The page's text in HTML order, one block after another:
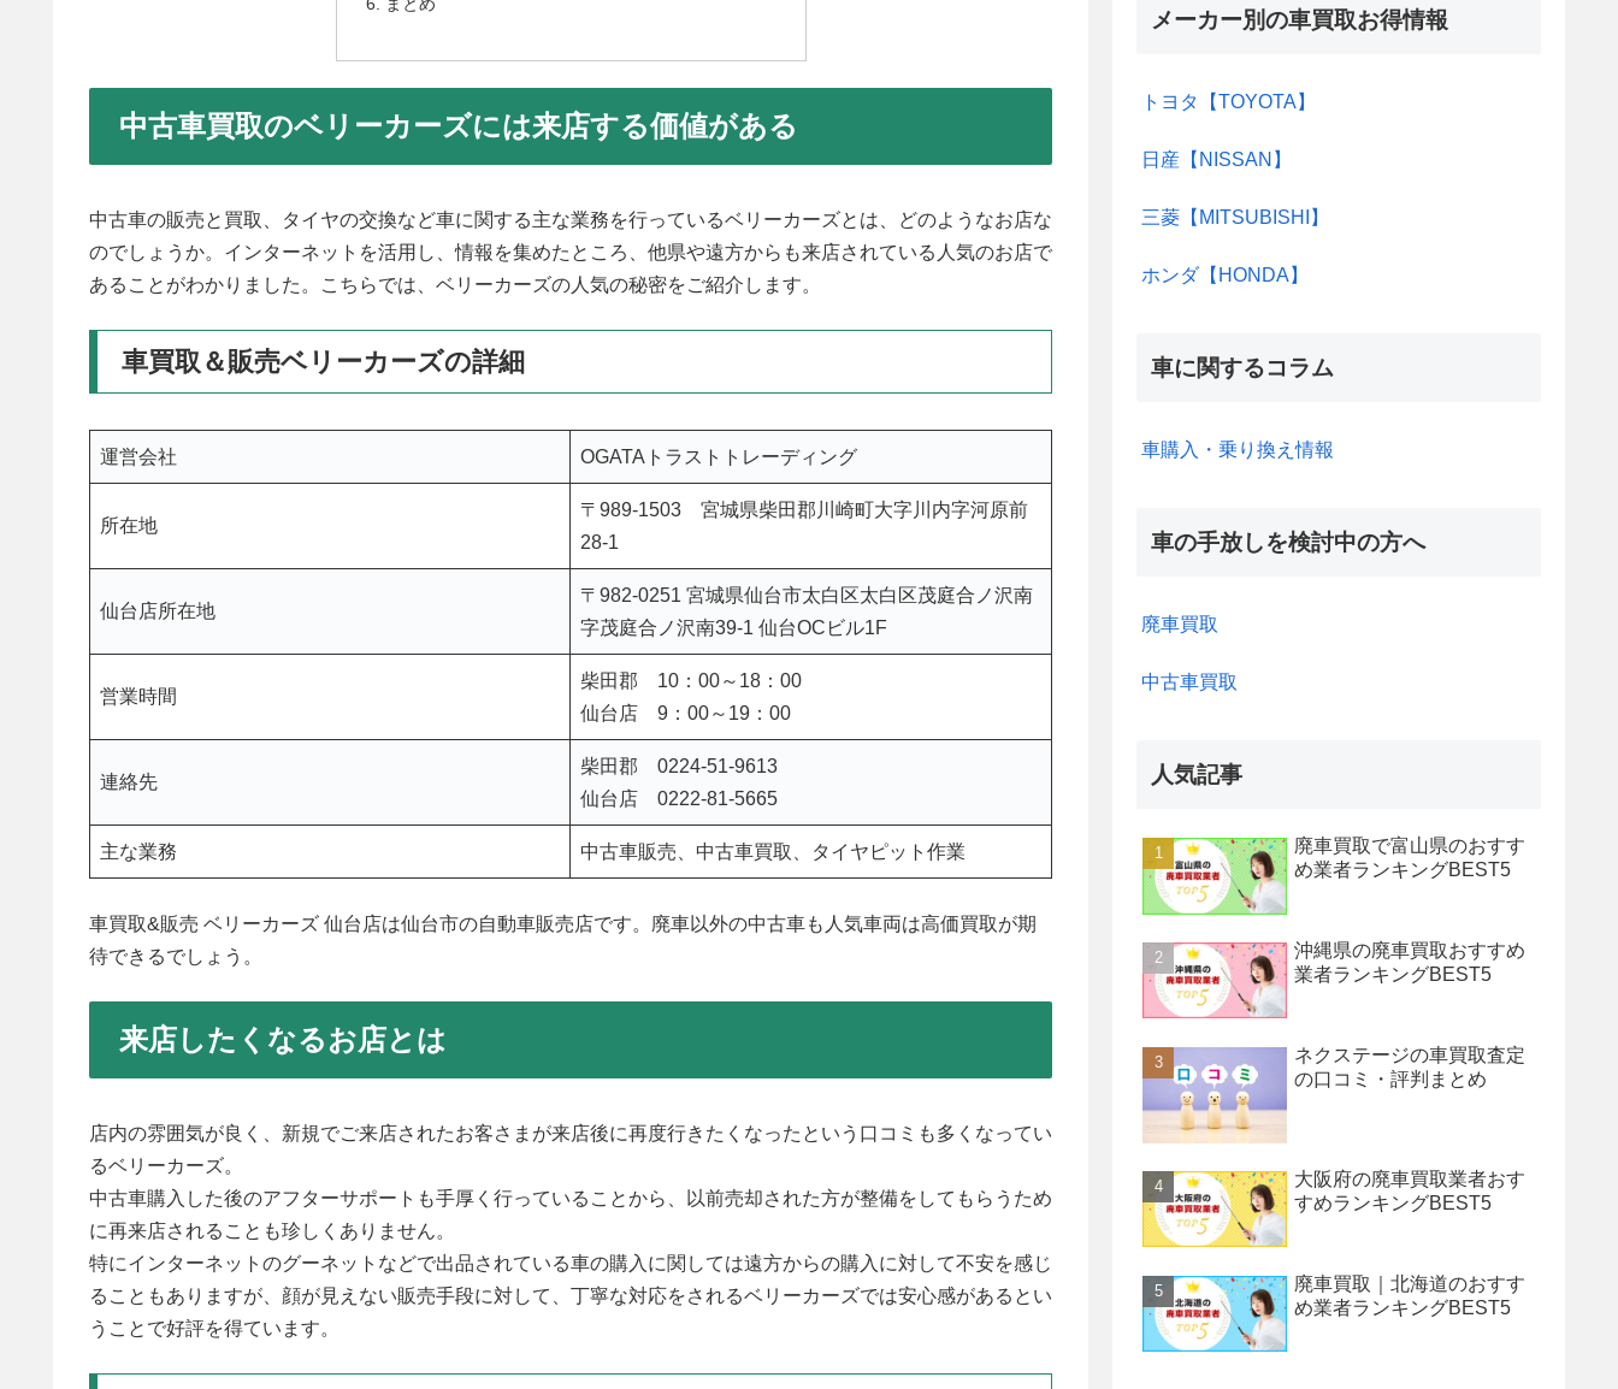
まとめ
中古車買取のベリーカーズには来店する価値がある
中古車の販売と買取、タイヤの交換など車に関する主な業務を行っているベリーカーズとは、どのようなお店な
のでしょうか。インターネットを活用し、情報を集めたところ、他県や遠方からも来店されている人気のお店で
あることがわかりました。こちらでは、ベリーカーズの人気の秘密をご紹介します。
車買取＆販売ベリーカーズの詳細
運営会社 OGATAトラストトレーディング
所在地
〒989-1503 宮城県柴田郡川崎町大字川内字河原前
28-1
仙台店所在地
〒982-0251 宮城県仙台市太白区太白区茂庭合ノ沢南
字茂庭合ノ沢南39-1 仙台OCビル1F
営業時間
柴田郡 10：00～18：00
仙台店 9：00～19：00
連絡先
柴田郡 0224-51-9613
仙台店 0222-81-5665
主な業務 中古車販売、中古車買取、タイヤピット作業
車買取&販売 ベリーカーズ 仙台店は仙台市の自動車販売店です。廃車以外の中古車も人気車両は高価買取が期
待できるでしょう。
来店したくなるお店とは
店内の雰囲気が良く、新規でご来店されたお客さまが来店後に再度行きたくなったという口コミも多くなってい
るベリーカーズ。
中古車購入した後のアフターサポートも手厚く行っていることから、以前売却された方が整備をしてもらうため
に再来店されることも珍しくありません。
特にインターネットのグーネットなどで出品されている車の購入に関しては遠方からの購入に対して不安を感じ
ることもありますが、顔が見えない販売手段に対して、丁寧な対応をされるベリーカーズでは安心感があるとい
うことで好評を得ています。
メーカー別の車買取お得情報
トヨタ【TOYOTA】
日産【NISSAN】
三菱【MITSUBISHI】
ホンダ【HONDA】
車に関するコラム
車購入・乗り換え情報
車の手放しを検討中の方へ
廃車買取
中古車買取
人気記事
廃車買取で富山県のおすす
め業者ランキングBEST5
沖縄県の廃車買取おすすめ
業者ランキングBEST5
ネクステージの車買取査定
の口コミ・評判まとめ
大阪府の廃車買取業者おす
すめランキングBEST5
廃車買取｜北海道のおすす
め業者ランキングBEST5